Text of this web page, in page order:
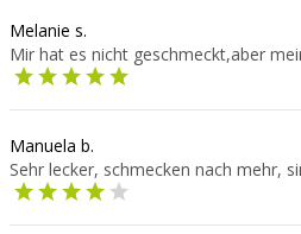
Melanie s.
Mir hat es nicht geschmeckt,aber
Manuela b.
Sehr lecker, schmecken nach mehr,